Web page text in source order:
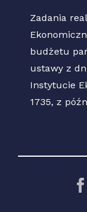
Zadania
budżetu
ustawy z
Instytucie
1735, z